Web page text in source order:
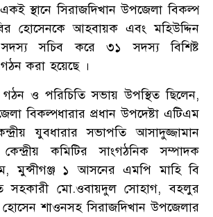
স্থানে সিরাজদিখান উপজেলা বিকল্প
হোসেনকে আহবায়ক এবং মহিউদ্দিন
সচিব করে ৩১ সদস্য বিশিষ্ট
করা হয়েছে ।
ও পরিচিতি সভায় উপস্থিত ছিলেন,
বিকল্পধারার প্রধান উপদেষ্টা এটিএম
যুবধারার সভাপতি আসাদুজ্জামান
কমিটির সাংগঠনিক সম্পাদক
মুন্সীগঞ্জ ১ আসনের এমপি মাহি বি
সহকারী মো.ওবায়দুল সোহাগ, বহলুর
শাওনসহ সিরাজদিখান উপজেলার